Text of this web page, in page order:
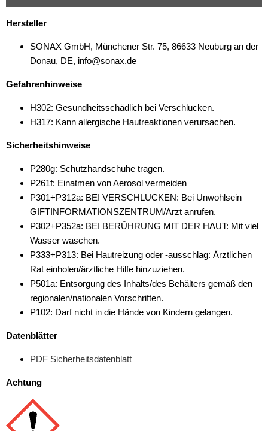
Hersteller
SONAX GmbH, Münchener Str. 75, 86633 Neuburg an der
Donau, DE, info@sonax.de
Gefahrenhinweise
H302: Gesundheitsschädlich bei Verschlucken.
H317: Kann allergische Hautreaktionen verursachen.
Sicherheitshinweise
P280g: Schutzhandschuhe tragen.
P261f: Einatmen von Aerosol vermeiden
P301+P312a: BEI VERSCHLUCKEN: Bei Unwohlsein
GIFTINFORMATIONSZENTRUM/Arzt anrufen.
P302+P352a: BEI BERÜHRUNG MIT DER HAUT: Mit viel
Wasser waschen.
P333+P313: Bei Hautreizung oder -ausschlag: Ärztlichen
Rat einholen/ärztliche Hilfe hinzuziehen.
P501a: Entsorgung des Inhalts/des Behälters gemäß den
regionalen/nationalen Vorschriften.
P102: Darf nicht in die Hände von Kindern gelangen.
Datenblätter
PDF Sicherheitsdatenblatt
Achtung